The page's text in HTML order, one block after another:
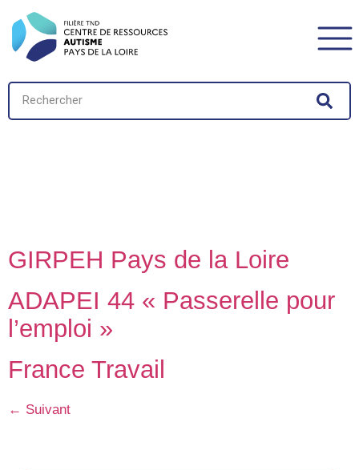
GIRPEH Pays de la Loire
ADAPEI 44 « Passerelle pour
l’emploi »
France Travail
← Suivant